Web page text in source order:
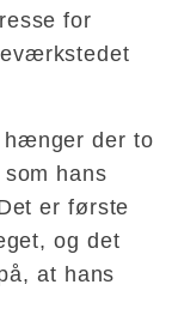
for
der to
hans
er første
og det
at hans